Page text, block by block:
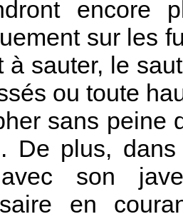
encore
sur les
à sauter, le
ou toute
sans peine
De plus,
son
en